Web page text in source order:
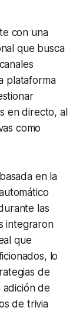
con una
que busca
plataforma
en directo, al
como
en la
las
integraron
que
lo
de
adición de
de trivia